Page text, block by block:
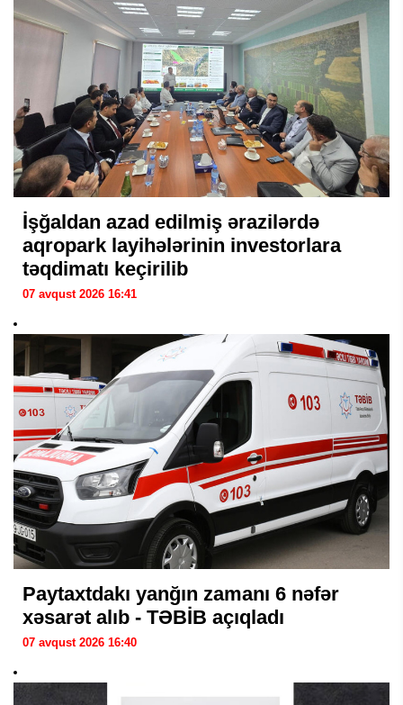
İşğaldan azad edilmiş ərazilərdə
aqropark layihələrinin investorlara
təqdimatı keçirilib
07 avqust 2026 16:41
Paytaxtdakı yanğın zamanı 6 nəfər
xəsarət alıb - TƏBİB açıqladı
07 avqust 2026 16:40